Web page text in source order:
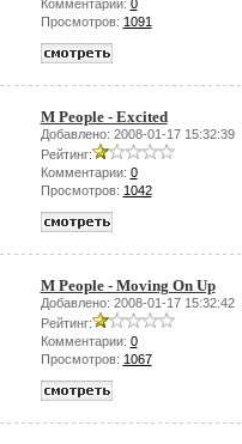
Комментарии: 0
Просмотров: 1091
M People - Excited
Добавлено: 2008-01-17 15:32:39
Рейтинг:
Комментарии: 0
Просмотров: 1042
M People - Moving On Up
Добавлено: 2008-01-17 15:32:42
Рейтинг:
Комментарии: 0
Просмотров: 1067